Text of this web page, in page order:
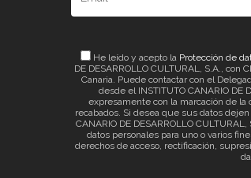
He leído y acepto la Protección de
DE DESARROLLO CULTURAL, S.A.,
Canaria. Puede contactar con el
desde el INSTITUTO CANARIO
expresamente con la marcación de la
recabados. Si desea que sus datos
CANARIO DE DESARROLLO
datos personales para uno o varios
derechos de acceso, rectificación,